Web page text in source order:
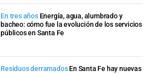
En tres años Energía, agua, alumbrado y
bacheo: cómo fue la evolución de los servicios
públicos en Santa Fe
Residuos derramados En Santa Fe hay nuevas